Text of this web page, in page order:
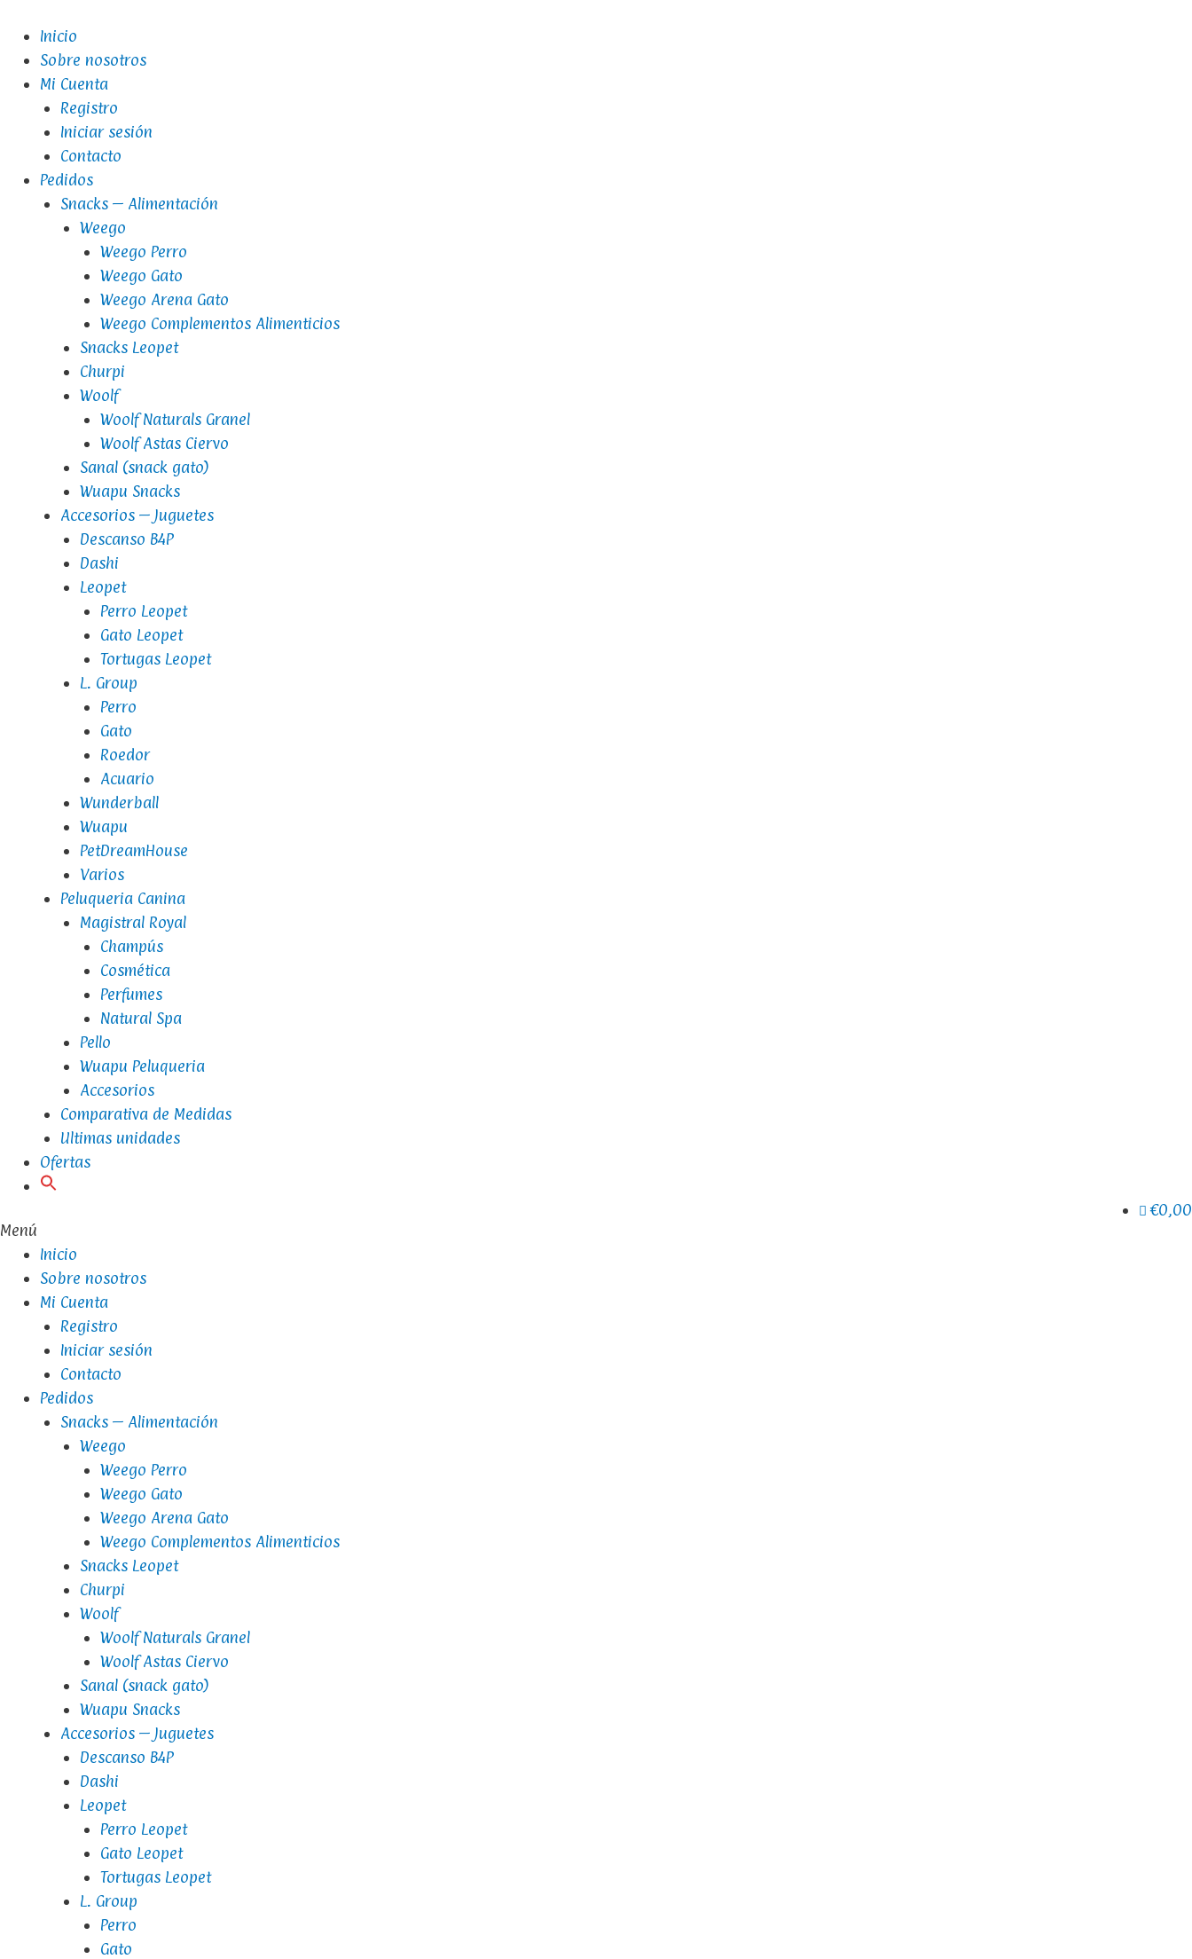
Inicio
Sobre nosotros
Mi Cuenta
Registro
Iniciar sesión
Contacto
Pedidos
Snacks – Alimentación
Weego
Weego Perro
Weego Gato
Weego Arena Gato
Weego Complementos Alimenticios
Snacks Leopet
Churpi
Woolf
Woolf Naturals Granel
Woolf Astas Ciervo
Sanal (snack gato)
Wuapu Snacks
Accesorios – Juguetes
Descanso B4P
Dashi
Leopet
Perro Leopet
Gato Leopet
Tortugas Leopet
L. Group
Perro
Gato
Roedor
Acuario
Wunderball
Wuapu
PetDreamHouse
Varios
Peluqueria Canina
Magistral Royal
Champús
Cosmética
Perfumes
Natural Spa
Pello
Wuapu Peluqueria
Accesorios
Comparativa de Medidas
Ultimas unidades
Ofertas
€0,00
Menú
Inicio
Sobre nosotros
Mi Cuenta
Registro
Iniciar sesión
Contacto
Pedidos
Snacks – Alimentación
Weego
Weego Perro
Weego Gato
Weego Arena Gato
Weego Complementos Alimenticios
Snacks Leopet
Churpi
Woolf
Woolf Naturals Granel
Woolf Astas Ciervo
Sanal (snack gato)
Wuapu Snacks
Accesorios – Juguetes
Descanso B4P
Dashi
Leopet
Perro Leopet
Gato Leopet
Tortugas Leopet
L. Group
Perro
Gato